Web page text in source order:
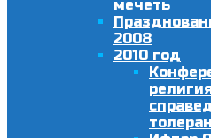
мечеть
2008
2010 год